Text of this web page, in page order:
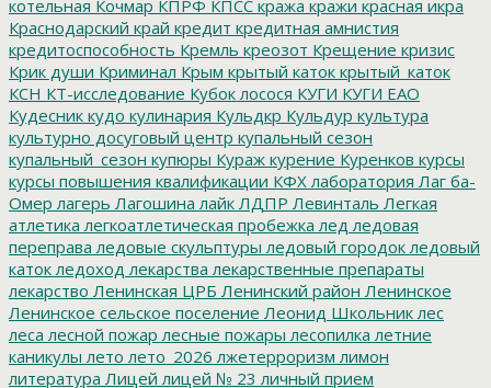
котельная Кочмар КПРФ КПСС кража кражи красная икра
Краснодарский край кредит кредитная амнистия
кредитоспособность Кремль креозот Крещение кризис
Крик души Криминал Крым крытый каток крытый_каток
КСН КТ-исследование Кубок лосося КУГИ КУГИ ЕАО
Кудесник кудо кулинария Кульдкр Кульдур культура
культурно досуговый центр купальный сезон
купальный_сезон купюры Кураж курение Куренков курсы
курсы повышения квалификации КФХ лаборатория Лаг ба-
Омер лагерь Лагошина лайк ЛДПР Левинталь Легкая
атлетика легкоатлетическая пробежка лед ледовая
переправа ледовые скульптуры ледовый городок ледовый
каток ледоход лекарства лекарственные препараты
лекарство Ленинская ЦРБ Ленинский район Ленинское
Ленинское сельское поселение Леонид Школьник лес
леса лесной пожар лесные пожары лесопилка летние
каникулы лето лето_2026 лжетерроризм лимон
литература Лицей лицей № 23 личный прием